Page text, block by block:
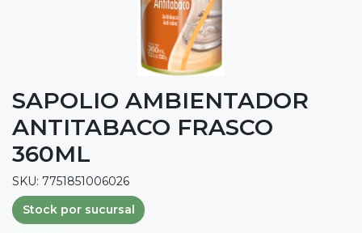
SAPOLIO AMBIENTADOR
ANTITABACO FRASCO
360ML
SKU: 7751851006026
Stock por sucursal